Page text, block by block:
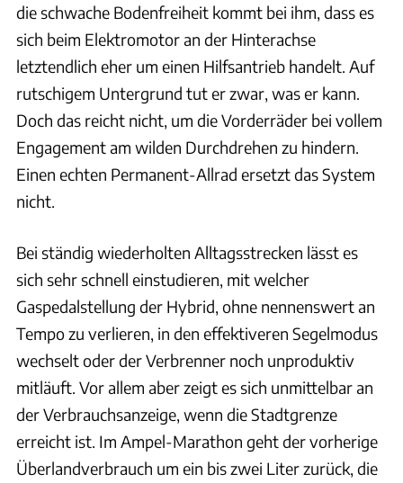
die schwache Bodenfreiheit kommt bei ihm, dass es
sich beim Elektromotor an der Hinterachse
letztendlich eher um einen Hilfsantrieb handelt. Auf
rutschigem Untergrund tut er zwar, was er kann.
Doch das reicht nicht, um die Vorderräder bei vollem
Engagement am wilden Durchdrehen zu hindern.
Einen echten Permanent-Allrad ersetzt das System
nicht.
Bei ständig wiederholten Alltagsstrecken lässt es
sich sehr schnell einstudieren, mit welcher
Gaspedalstellung der Hybrid, ohne nennenswert an
Tempo zu verlieren, in den effektiveren Segelmodus
wechselt oder der Verbrenner noch unproduktiv
mitläuft. Vor allem aber zeigt es sich unmittelbar an
der Verbrauchsanzeige, wenn die Stadtgrenze
erreicht ist. Im Ampel-Marathon geht der vorherige
Überlandverbrauch um ein bis zwei Liter zurück, die